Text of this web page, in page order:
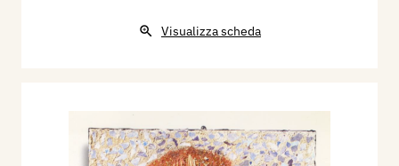
Visualizza scheda